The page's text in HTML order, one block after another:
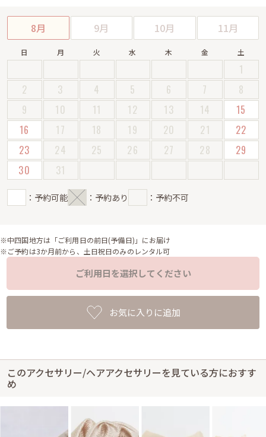
8月 9月 10月 11月
日 月 火 水 木 金 土
1
2
3 4 5 6 7
8
9
10 11 12 13 14
15
16
17 18 19 20 21
22
23
24 25 26 27 28
29
30
31
：予約可能 ：予約あり ：予約不可
※中四国地方は「ご利用日の前日(予備日)」にお届け
※ご予約は3か月前から、土日祝日のみのレンタル可
ご利用日を選択してください
お気に入りに追加
このアクセサリー/ヘアアクセサリーを見ている方におすす
め